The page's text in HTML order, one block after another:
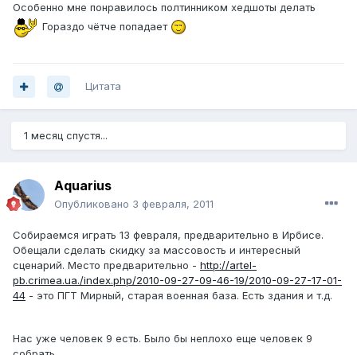
Особенно мне понравилось полтинником хедшоты делать
Гораздо чётче попадает
Цитата
1 месяц спустя...
Aquarius
Опубликовано 3 февраля, 2011
Собираемся играть 13 февраля, предварительно в Ирбисе.
Обещали сделать скидку за массовость и интересный
сценарий. Место предварительно - http://artel-
pb.crimea.ua./index.php/2010-09-27-09-46-19/2010-09-27-17-01-
44 - это ПГТ Мирный, старая военная база. Есть здания и т.д.
Нас уже человек 9 есть. Было бы неплохо еще человек 9